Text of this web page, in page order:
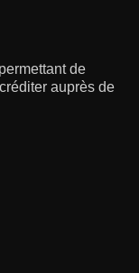
de
auprès de